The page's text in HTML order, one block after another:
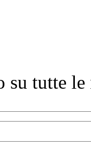
su tutte